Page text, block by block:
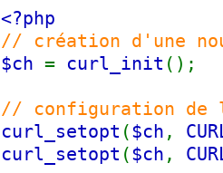
<?php
// création d'une
$ch = curl_init ();
// configuration de
curl_setopt ($ch ,
curl_setopt ($ch ,